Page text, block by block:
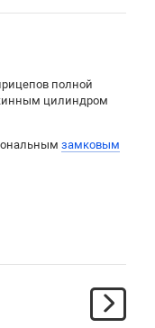
полной
цилиндром
замковым